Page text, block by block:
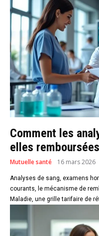
Comment les
elles
Mutuelle santé 16 mars 2026
Analyses de sang, examens
courants, le mécanisme de
Maladie, une grille tarifaire de